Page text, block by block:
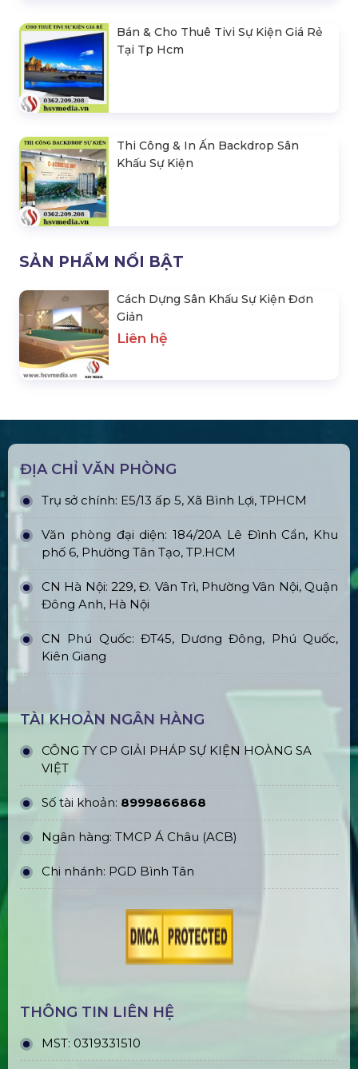
Bán & Cho Thuê Tivi Sự Kiện Giá Rẻ
Tại Tp Hcm
Thi Công & In Ấn Backdrop Sân
Khấu Sự Kiện
SẢN PHẨM NỔI BẬT
Cách Dựng Sân Khấu Sự Kiện Đơn
Giản
Liên hệ
ĐỊA CHỈ VĂN PHÒNG
Trụ sở chính: E5/13 ấp 5, Xã Bình Lợi, TPHCM
Văn phòng đại diện: 184/20A Lê Đình Cẩn, Khu
phố 6, Phường Tân Tạo, TP.HCM
CN Hà Nội: 229, Đ. Vân Trì, Phường Vân Nội, Quận
Đông Anh, Hà Nội
CN Phú Quốc: ĐT45, Dương Đông, Phú Quốc,
Kiên Giang
TÀI KHOẢN NGÂN HÀNG
CÔNG TY CP GIẢI PHÁP SỰ KIỆN HOÀNG SA
VIỆT
Số tài khoản: 8999866868
Ngân hàng: TMCP Á Châu (ACB)
Chi nhánh: PGD Bình Tân
THÔNG TIN LIÊN HỆ
MST: 0319331510